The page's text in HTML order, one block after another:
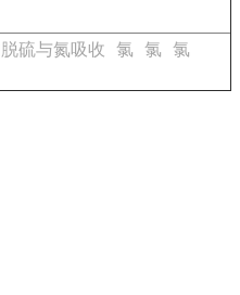
硫与氮吸收 氯 氯
氯